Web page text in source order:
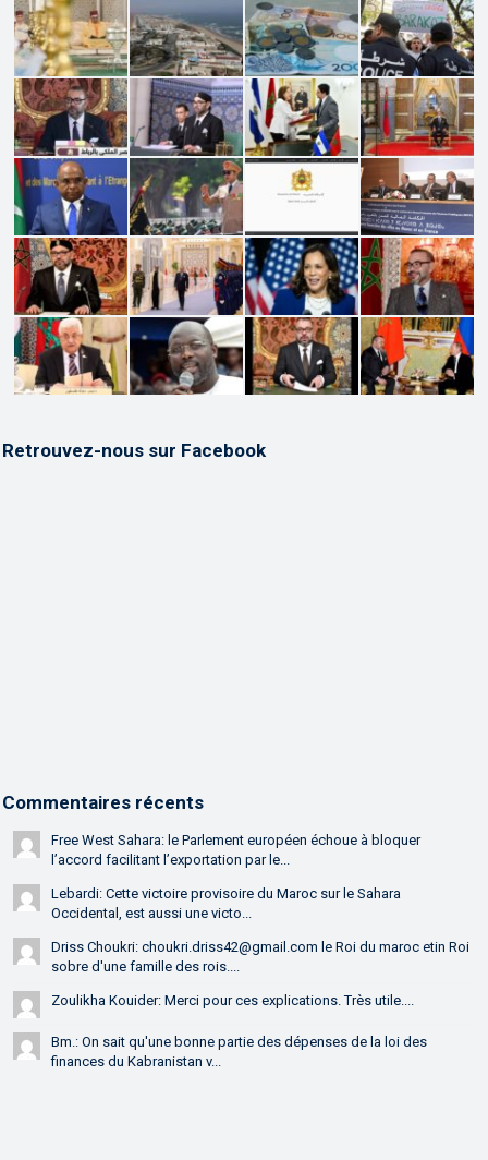
Retrouvez-nous sur Facebook
Commentaires récents
Free West Sahara: le Parlement européen échoue à bloquer
l’accord facilitant l’exportation par le...
Lebardi: Cette victoire provisoire du Maroc sur le Sahara
Occidental, est aussi une victo...
Driss Choukri: choukri.driss42@gmail.com le Roi du maroc etin Roi
sobre d'une famille des rois....
Zoulikha Kouider: Merci pour ces explications. Très utile....
Bm.: On sait qu'une bonne partie des dépenses de la loi des
finances du Kabranistan v...